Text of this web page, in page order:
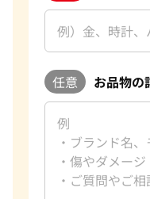
任意 お品物の